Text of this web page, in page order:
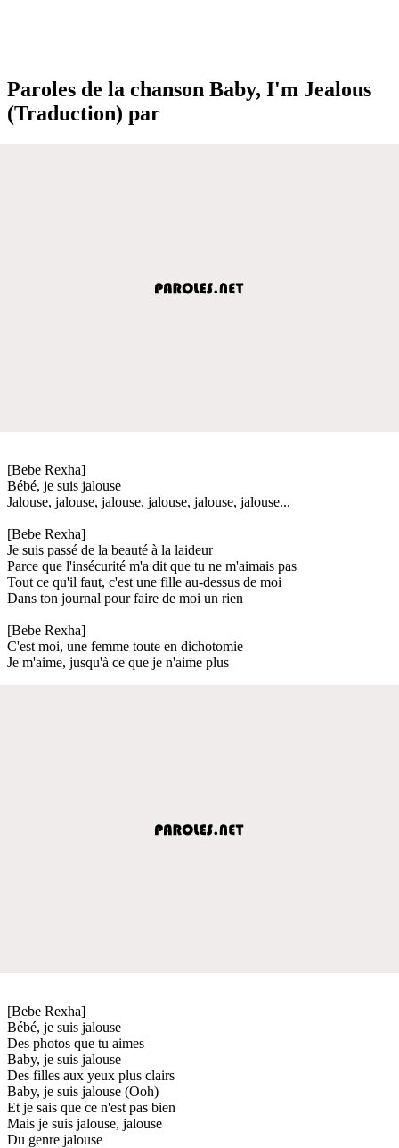
Paroles de la chanson Baby, I'm Jealous
(Traduction) par
[Bebe Rexha]
Bébé, je suis jalouse
Jalouse, jalouse, jalouse, jalouse, jalouse, jalouse...
[Bebe Rexha]
Je suis passé de la beauté à la laideur
Parce que l'insécurité m'a dit que tu ne m'aimais pas
Tout ce qu'il faut, c'est une fille au-dessus de moi
Dans ton journal pour faire de moi un rien
[Bebe Rexha]
C'est moi, une femme toute en dichotomie
Je m'aime, jusqu'à ce que je n'aime plus
[Bebe Rexha]
Bébé, je suis jalouse
Des photos que tu aimes
Baby, je suis jalouse
Des filles aux yeux plus clairs
Baby, je suis jalouse (Ooh)
Et je sais que ce n'est pas bien
Mais je suis jalouse, jalouse
Du genre jalouse